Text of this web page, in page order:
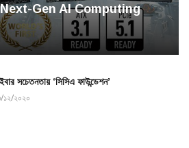
Gen AI Computing
সচেতনতায় ‘সিসিএ ফাউন্ডেশন’
১২/২০২০